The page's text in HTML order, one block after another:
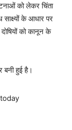
को लेकर चिंता
साक्ष्यों के आधार पर
को कानून के
बनी हुई है।